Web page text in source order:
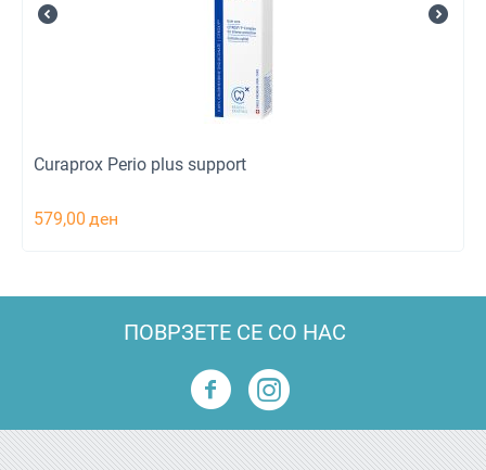
Curaprox Perio plus support
579,00 ден
ПОВРЗЕТЕ СЕ СО НАС